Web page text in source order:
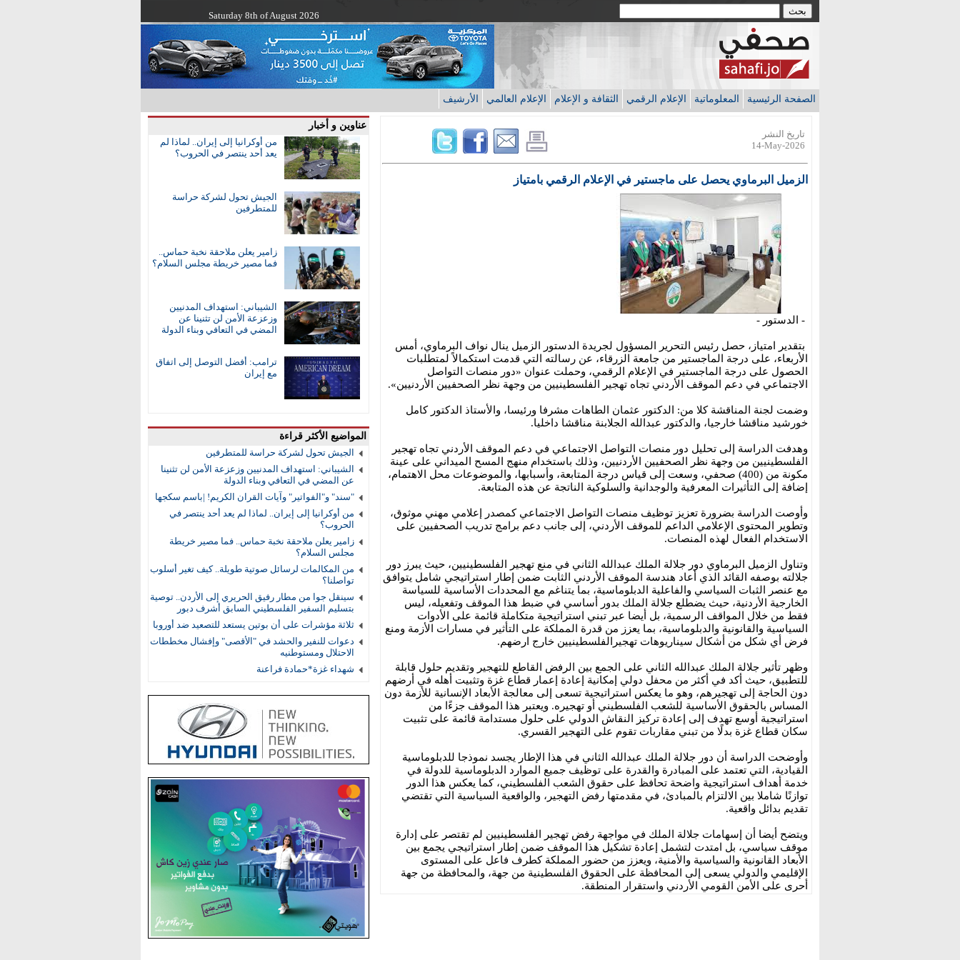
Saturday 8th of August 2026
الصفحة الرئيسية المعلوماتية الإعلام الرقمي الثقافة و الإعلام الإعلام العالمي الأرشيف
عناوين و أخبار
من أوكرانيا إلى إيران.. لماذا لم
يعد أحد ينتصر في الحروب؟
الجيش تحول لشركة حراسة
للمتطرفين
زامير يعلن ملاحقة نخبة حماس..
فما مصير خريطة مجلس السلام؟
الشيباني: استهداف المدنيين
وزعزعة الأمن لن تثنينا عن
المضي في التعافي وبناء الدولة
ترامب: أفضل التوصل إلى اتفاق
مع إيران
المواضيع الأكثر قراءة
الجيش تحول لشركة حراسة للمتطرفين
الشيباني: استهداف المدنيين وزعزعة الأمن لن تثنينا
عن المضي في التعافي وبناء الدولة
"سند" و"الفواتير" وآيات القران الكريم! |باسم سكجها
من أوكرانيا إلى إيران.. لماذا لم يعد أحد ينتصر في
الحروب؟
زامير يعلن ملاحقة نخبة حماس.. فما مصير خريطة
مجلس السلام؟
من المكالمات لرسائل صوتية طويلة.. كيف تغير أسلوب
تواصلنا؟
سينقل جوا من مطار رفيق الحريري إلى الأردن.. توصية
بتسليم السفير الفلسطيني السابق أشرف دبور
ثلاثة مؤشرات على أن بوتين يستعد للتصعيد ضد أوروبا
دعوات للنفير والحشد في "الأقصى" وإفشال مخططات
الاحتلال ومستوطنيه
شهداء غزة*حمادة فراعنة
تاريخ النشر
14-May-2026
الزميل البرماوي يحصل على ماجستير في الإعلام الرقمي بامتياز
- الدستور -
بتقدير امتياز، حصل رئيس التحرير المسؤول لجريدة الدستور الزميل ينال نواف البرماوي، أمس
الأربعاء، على درجة الماجستير من جامعة الزرقاء، عن رسالته التي قدمت استكمالاً لمتطلبات
الحصول على درجة الماجستير في الإعلام الرقمي، وحملت عنوان «دور منصات التواصل
الاجتماعي في دعم الموقف الأردني تجاه تهجير الفلسطينيين من وجهة نظر الصحفيين الأردنيين».
وضمت لجنة المناقشة كلا من: الدكتور عثمان الطاهات مشرفا ورئيسا، والأستاذ الدكتور كامل
خورشيد مناقشا خارجيا، والدكتور عبدالله الجلابنة مناقشا داخليا.
وهدفت الدراسة إلى تحليل دور منصات التواصل الاجتماعي في دعم الموقف الأردني تجاه تهجير
الفلسطينيين من وجهة نظر الصحفيين الأردنيين، وذلك باستخدام منهج المسح الميداني على عينة
مكونة من (400) صحفي، وسعت إلى قياس درجة المتابعة، وأسبابها، والموضوعات محل الاهتمام،
إضافة إلى التأثيرات المعرفية والوجدانية والسلوكية الناتجة عن هذه المتابعة.
وأوصت الدراسة بضرورة تعزيز توظيف منصات التواصل الاجتماعي كمصدر إعلامي مهني موثوق،
وتطوير المحتوى الإعلامي الداعم للموقف الأردني، إلى جانب دعم برامج تدريب الصحفيين على
الاستخدام الفعال لهذه المنصات.
وتناول الزميل البرماوي دور جلالة الملك عبدالله الثاني في منع تهجير الفلسطينيين، حيث يبرز دور
جلالته بوصفه القائد الذي أعاد هندسة الموقف الأردني الثابت ضمن إطار استراتيجي شامل يتوافق
مع عنصر الثبات السياسي والفاعلية الدبلوماسية، بما يتناغم مع المحددات الأساسية للسياسة
الخارجية الأردنية، حيث يضطلع جلالة الملك بدور أساسي في ضبط هذا الموقف وتفعيله، ليس
فقط من خلال المواقف الرسمية، بل أيضا عبر تبني استراتيجية متكاملة قائمة على الأدوات
السياسية والقانونية والدبلوماسية، بما يعزز من قدرة المملكة على التأثير في مسارات الأزمة ومنع
فرض أي شكل من أشكال سيناريوهات تهجيرالفلسطينيين خارج ارضهم.
وظهر تأثير جلالة الملك عبدالله الثاني على الجمع بين الرفض القاطع للتهجير وتقديم حلول قابلة
للتطبيق، حيث أكد في أكثر من محفل دولي إمكانية إعادة إعمار قطاع غزة وتثبيت أهله في أرضهم
دون الحاجة إلى تهجيرهم، وهو ما يعكس استراتيجية تسعى إلى معالجة الأبعاد الإنسانية للأزمة دون
المساس بالحقوق الأساسية للشعب الفلسطيني أو تهجيره. ويعتبر هذا الموقف جزءًا من
استراتيجية أوسع تهدف إلى إعادة تركيز النقاش الدولي على حلول مستدامة قائمة على تثبيت
سكان قطاع غزة بدلًا من تبني مقاربات تقوم على التهجير القسري.
وأوضحت الدراسة أن دور جلالة الملك عبدالله الثاني في هذا الإطار يجسد نموذجا للدبلوماسية
القيادية، التي تعتمد على المبادرة والقدرة على توظيف جميع الموارد الدبلوماسية للدولة في
خدمة أهداف استراتيجية واضحة تحافظ على حقوق الشعب الفلسطيني، كما يعكس هذا الدور
توازنًا شاملا بين الالتزام بالمبادئ، في مقدمتها رفض التهجير، والواقعية السياسية التي تقتضي
تقديم بدائل واقعية.
ويتضح أيضا أن إسهامات جلالة الملك في مواجهة رفض تهجير الفلسطينيين لم تقتصر على إدارة
موقف سياسي، بل امتدت لتشمل إعادة تشكيل هذا الموقف ضمن إطار استراتيجي يجمع بين
الأبعاد القانونية والسياسية والأمنية، ويعزز من حضور المملكة كطرف فاعل على المستوى
الإقليمي والدولي يسعى إلى المحافظة على الحقوق الفلسطينية من جهة، والمحافظة من جهة
أحرى على الأمن القومي الأردني واستقرار المنطقة.